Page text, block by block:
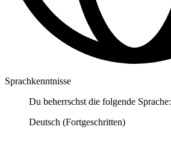
Sprachkenntnisse
Du beherrschst die folgende Sprache:
Deutsch (Fortgeschritten)